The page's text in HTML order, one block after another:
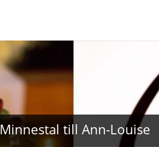
Minnestal till Ann-Louise